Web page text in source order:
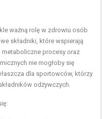
ważną rolę w zdrowiu osób
składniki, które wspierają
procesy oraz
nie mogłoby się
dla sportowców, którzy
odżywczych.